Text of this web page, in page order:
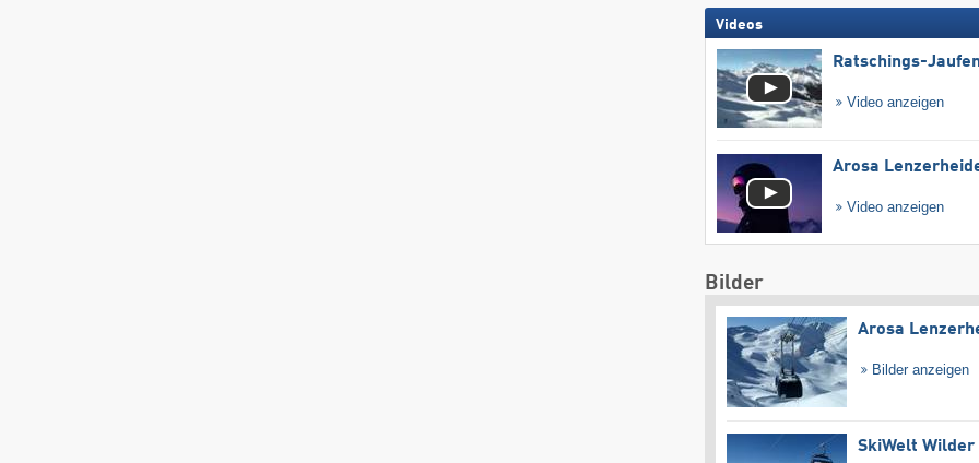
Videos
Ratschings-Jaufen
Video anzeigen
Arosa
Video anzeigen
Bilder
Arosa
Bilder anzeigen
SkiWelt Wilder